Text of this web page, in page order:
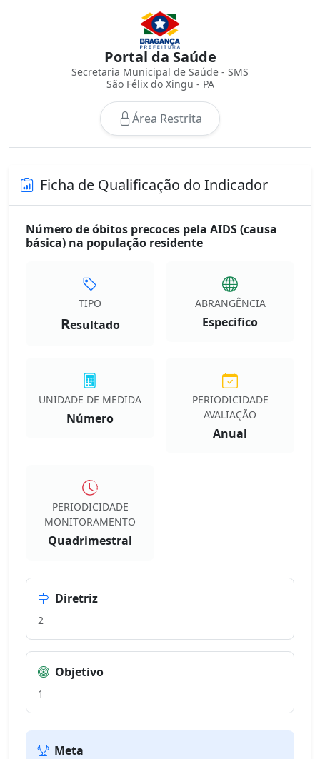
Portal da Saúde
Secretaria Municipal de Saúde - SMS
São Félix do Xingu - PA
Área Restrita
Ficha de Qualificação do Indicador
Número de óbitos precoces pela AIDS (causa
básica) na população residente
TIPO
Resultado
ABRANGÊNCIA
Especifico
UNIDADE DE MEDIDA
Número
PERIODICIDADE
AVALIAÇÃO
Anual
PERIODICIDADE
MONITORAMENTO
Quadrimestral
Diretriz
2
Objetivo
1
Meta